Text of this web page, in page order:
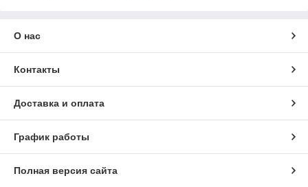
О нас
Контакты
Доставка и оплата
График работы
Полная версия сайта